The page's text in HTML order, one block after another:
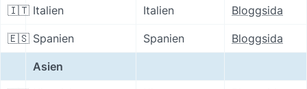
🇮🇹 Italien Italien Bloggsida
🇪🇸 Spanien Spanien Bloggsida
Asien